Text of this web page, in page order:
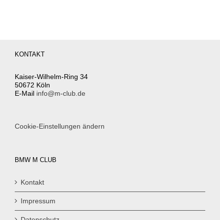
KONTAKT
Kaiser-Wilhelm-Ring 34
50672 Köln
E-Mail info@m-club.de
Cookie-Einstellungen ändern
BMW M CLUB
Kontakt
Impressum